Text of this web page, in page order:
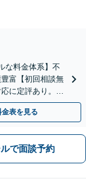
な料金体系】不
富【初回相談無
に定評あり。お
金表を見る
ルで面談予約